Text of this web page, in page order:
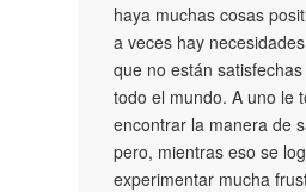
haya muchas cosas
a veces hay
que no están
todo el mundo. A uno le
encontrar la manera de
pero, mientras eso se
experimentar mucha